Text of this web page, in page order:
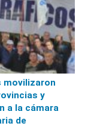
movilizaron
y
a la cámara
de